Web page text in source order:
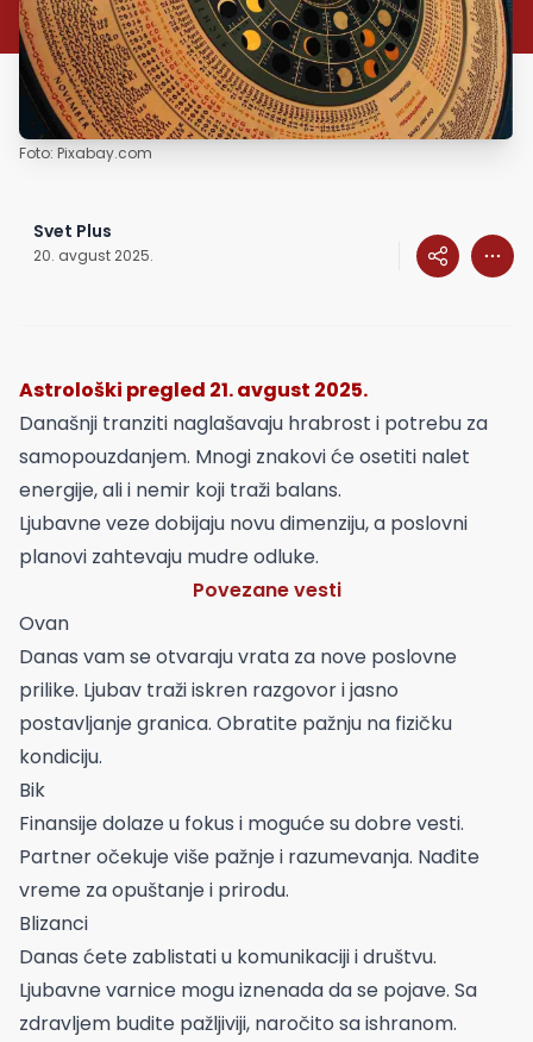
Foto: Pixabay.com
Svet Plus
20. avgust 2025.
Astrološki pregled 21. avgust 2025.
Današnji tranziti naglašavaju hrabrost i potrebu za
samopouzdanjem. Mnogi znakovi će osetiti nalet
energije, ali i nemir koji traži balans.
Ljubavne veze dobijaju novu dimenziju, a poslovni
planovi zahtevaju mudre odluke.
Povezane vesti
Ovan
Danas vam se otvaraju vrata za nove poslovne
prilike. Ljubav traži iskren razgovor i jasno
postavljanje granica. Obratite pažnju na fizičku
kondiciju.
Bik
Finansije dolaze u fokus i moguće su dobre vesti.
Partner očekuje više pažnje i razumevanja. Nađite
vreme za opuštanje i prirodu.
Blizanci
Danas ćete zablistati u komunikaciji i društvu.
Ljubavne varnice mogu iznenada da se pojave. Sa
zdravljem budite pažljiviji, naročito sa ishranom.